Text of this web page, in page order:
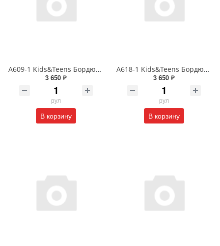
A609-1 Kids&Teens Бордюр виниловый на бумажной основе 1,06*10
3 650 ₽
рул
В корзину
A618-1 Kids&Teens Бордюр виниловый на бумажной основе 1,06*10
3 650 ₽
рул
В корзину